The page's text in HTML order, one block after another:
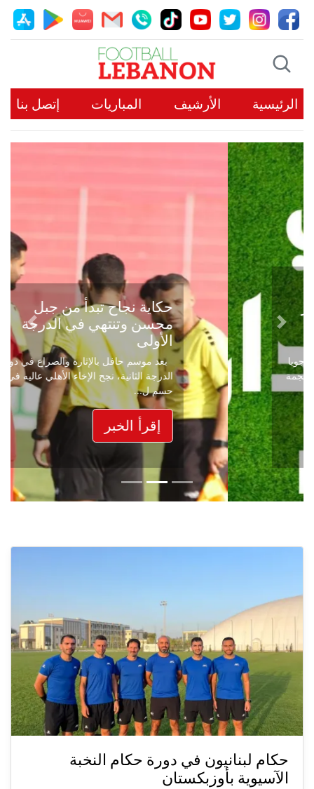
الرئيسية الأرشيف المباريات إتصل بنا
حكاية نجاح تبدأ من جبل
محسن وتنتهي في الدرجة
الأولى
بعد موسم حافل بالإثارة والصراع في دوري
الدرجة الثانية، نجح الإخاء الأهلي عاليه في
حسم ل...
إقرأ الخبر
Previous
Next
حكام لبنانيون في دورة حكام النخبة
الآسيوية بأوزبكستان